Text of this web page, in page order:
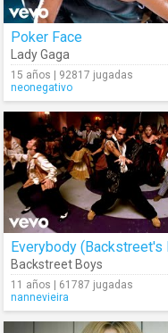
Poker Face
Lady Gaga
15 años | 92817 jugadas
neonegativo
Backstreet Boys
11 años | 61787 jugadas
nannevieira